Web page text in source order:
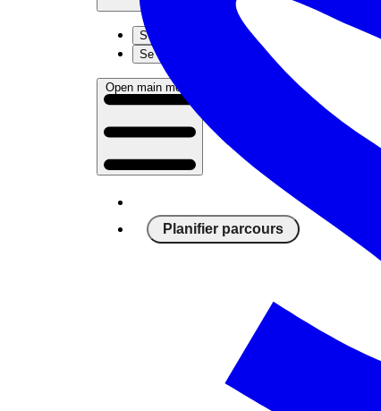
S'inscrire
Se connecter
Open main menu
Planifier parcours